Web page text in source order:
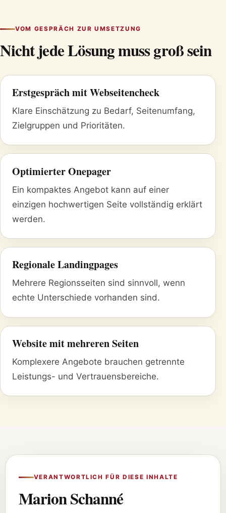
VOM GESPRÄCH ZUR UMSETZUNG
Nicht jede Lösung muss groß sein
Erstgespräch mit Webseitencheck
Klare Einschätzung zu Bedarf, Seitenumfang,
Zielgruppen und Prioritäten.
Optimierter Onepager
Ein kompaktes Angebot kann auf einer
einzigen hochwertigen Seite vollständig erklärt
werden.
Regionale Landingpages
Mehrere Regionsseiten sind sinnvoll, wenn
echte Unterschiede vorhanden sind.
Website mit mehreren Seiten
Komplexere Angebote brauchen getrennte
Leistungs- und Vertrauensbereiche.
VERANTWORTLICH FÜR DIESE INHALTE
Marion Schanné